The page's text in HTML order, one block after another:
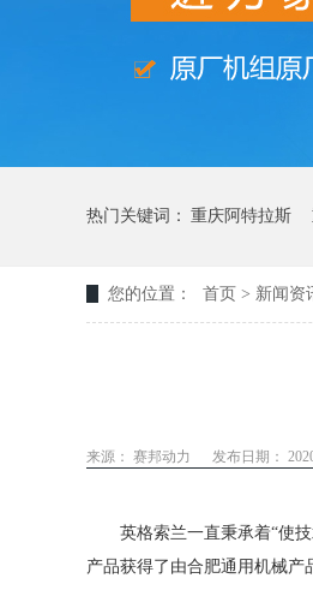
热门关键词： 重庆阿特拉斯
您的位置： 首页 > 新闻资
来源： 赛邦动力 发布日期：
英格索兰一直秉承着“使技
产品获得了由合肥通用机械产